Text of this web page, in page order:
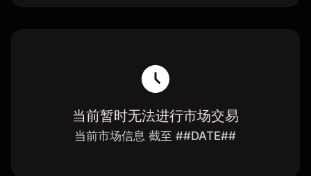
当前暂时无法进行市场交易
当前市场信息 截至 ##DATE##